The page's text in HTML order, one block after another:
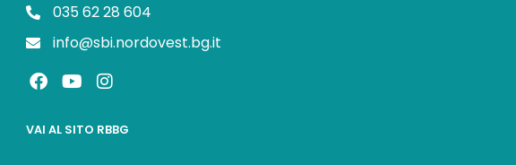
035 62 28 604
info@sbi.nordovest.bg.it
F
a
e
Y
o
t
I
n
t
VAI AL SITO RBBG